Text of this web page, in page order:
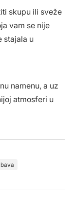
skupu ili sveže
vam se nije
stajala u
namenu, a uz
atmosferi u